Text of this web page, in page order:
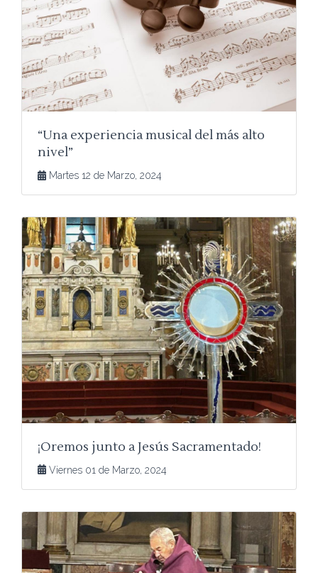
“Una experiencia musical del más alto
nivel”
Martes 12 de Marzo, 2024
¡Oremos junto a Jesús Sacramentado!
Viernes 01 de Marzo, 2024